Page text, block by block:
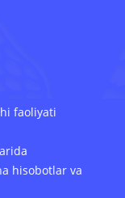
faoliyati
hisobotlar va